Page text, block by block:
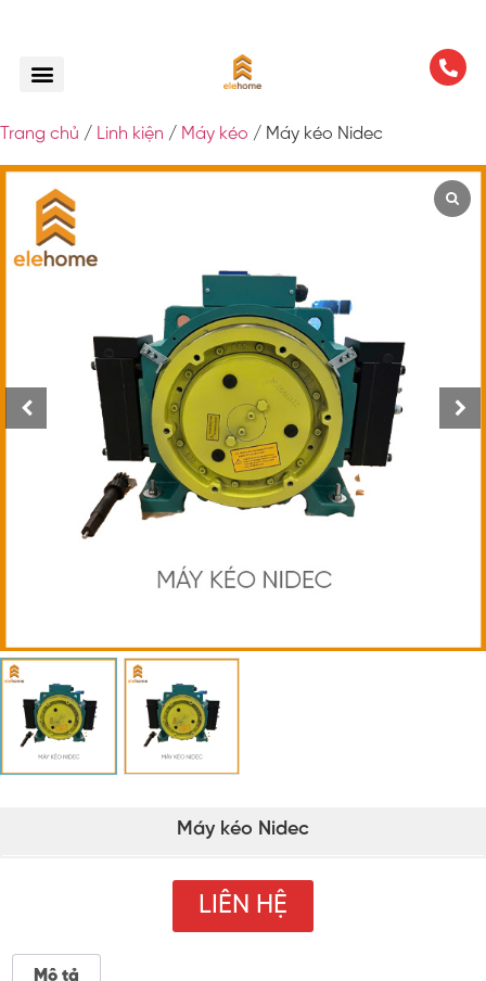
Trang chủ / Linh kiện / Máy kéo / Máy kéo Nidec
Máy kéo Nidec
LIÊN HỆ
Mô tả